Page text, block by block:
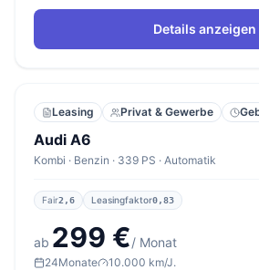
Details anzeigen
Leasing Privat & Gewerbe
Audi A6
Kombi · Benzin · 339 PS · Automatik
Fair2,6 Leasingfaktor0,83
ab 299 €/ Monat
24Monate
10.000 km/J.